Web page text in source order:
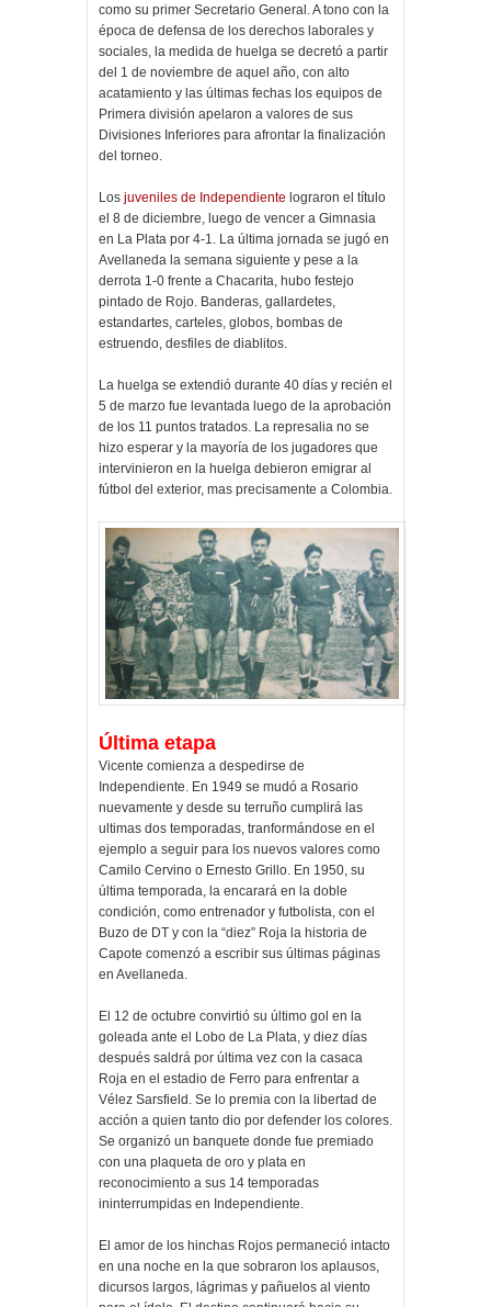
como su primer Secretario General. A tono con la
época de defensa de los derechos laborales y
sociales, la medida de huelga se decretó a partir
del 1 de noviembre de aquel año, con alto
acatamiento y las últimas fechas los equipos de
Primera división apelaron a valores de sus
Divisiones Inferiores para afrontar la finalización
del torneo.
Los juveniles de Independiente lograron el título
el 8 de diciembre, luego de vencer a Gimnasia
en La Plata por 4-1. La última jornada se jugó en
Avellaneda la semana siguiente y pese a la
derrota 1-0 frente a Chacarita, hubo festejo
pintado de Rojo. Banderas, gallardetes,
estandartes, carteles, globos, bombas de
estruendo, desfiles de diablitos.
La huelga se extendió durante 40 días y recién el
5 de marzo fue levantada luego de la aprobación
de los 11 puntos tratados. La represalia no se
hizo esperar y la mayoría de los jugadores que
intervinieron en la huelga debieron emigrar al
fútbol del exterior, mas precisamente a Colombia.
Última etapa
Vicente comienza a despedirse de
Independiente. En 1949 se mudó a Rosario
nuevamente y desde su terruño cumplirá las
ultimas dos temporadas, tranformándose en el
ejemplo a seguir para los nuevos valores como
Camilo Cervino o Ernesto Grillo. En 1950, su
última temporada, la encarará en la doble
condición, como entrenador y futbolista, con el
Buzo de DT y con la “diez” Roja la historia de
Capote comenzó a escribir sus últimas páginas
en Avellaneda.
El 12 de octubre convirtió su último gol en la
goleada ante el Lobo de La Plata, y diez días
después saldrá por última vez con la casaca
Roja en el estadio de Ferro para enfrentar a
Vélez Sarsfield. Se lo premia con la libertad de
acción a quien tanto dio por defender los colores.
Se organizó un banquete donde fue premiado
con una plaqueta de oro y plata en
reconocimiento a sus 14 temporadas
ininterrumpidas en Independiente.
El amor de los hinchas Rojos permaneció intacto
en una noche en la que sobraron los aplausos,
dicursos largos, lágrimas y pañuelos al viento